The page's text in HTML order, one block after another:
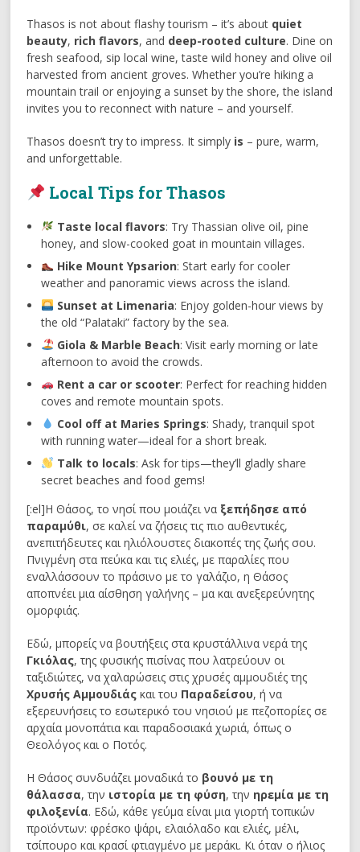
Thasos is not about flashy tourism – it’s about quiet
beauty, rich flavors, and deep-rooted culture. Dine on
fresh seafood, sip local wine, taste wild honey and olive oil
harvested from ancient groves. Whether you’re hiking a
mountain trail or enjoying a sunset by the shore, the island
invites you to reconnect with nature – and yourself.
Thasos doesn’t try to impress. It simply is – pure, warm,
and unforgettable.
Local Tips for Thasos
Taste local flavors: Try Thassian olive oil, pine
honey, and slow-cooked goat in mountain villages.
Hike Mount Ypsarion: Start early for cooler
weather and panoramic views across the island.
Sunset at Limenaria: Enjoy golden-hour views by
the old “Palataki” factory by the sea.
Giola & Marble Beach: Visit early morning or late
afternoon to avoid the crowds.
Rent a car or scooter: Perfect for reaching hidden
coves and remote mountain spots.
Cool off at Maries Springs: Shady, tranquil spot
with running water—ideal for a short break.
Talk to locals: Ask for tips—they’ll gladly share
secret beaches and food gems!
[:el]Η Θάσος, το νησί που μοιάζει να ξεπήδησε από
παραμύθι, σε καλεί να ζήσεις τις πιο αυθεντικές,
ανεπιτήδευτες και ηλιόλουστες διακοπές της ζωής σου.
Πνιγμένη στα πεύκα και τις ελιές, με παραλίες που
εναλλάσσουν το πράσινο με το γαλάζιο, η Θάσος
αποπνέει μια αίσθηση γαλήνης – μα και ανεξερεύνητης
ομορφιάς.
Εδώ, μπορείς να βουτήξεις στα κρυστάλλινα νερά της
Γκιόλας, της φυσικής πισίνας που λατρεύουν οι
ταξιδιώτες, να χαλαρώσεις στις χρυσές αμμουδιές της
Χρυσής Αμμουδιάς και του Παραδείσου, ή να
εξερευνήσεις το εσωτερικό του νησιού με πεζοπορίες σε
αρχαία μονοπάτια και παραδοσιακά χωριά, όπως ο
Θεολόγος και ο Ποτός.
Η Θάσος συνδυάζει μοναδικά το βουνό με τη
θάλασσα, την ιστορία με τη φύση, την ηρεμία με τη
φιλοξενία. Εδώ, κάθε γεύμα είναι μια γιορτή τοπικών
προϊόντων: φρέσκο ψάρι, ελαιόλαδο και ελιές, μέλι,
τσίπουρο και κρασί φτιαγμένο με μεράκι. Κι όταν ο ήλιος